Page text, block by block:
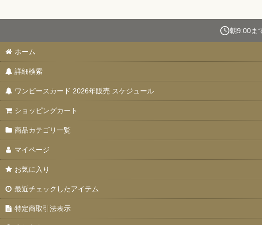
朝9:00ま
ホーム
詳細検索
ワンピースカード 2026年販売 スケジュール
ショッピングカート
商品カテゴリ一覧
マイページ
お気に入り
最近チェックしたアイテム
特定商取引法表示